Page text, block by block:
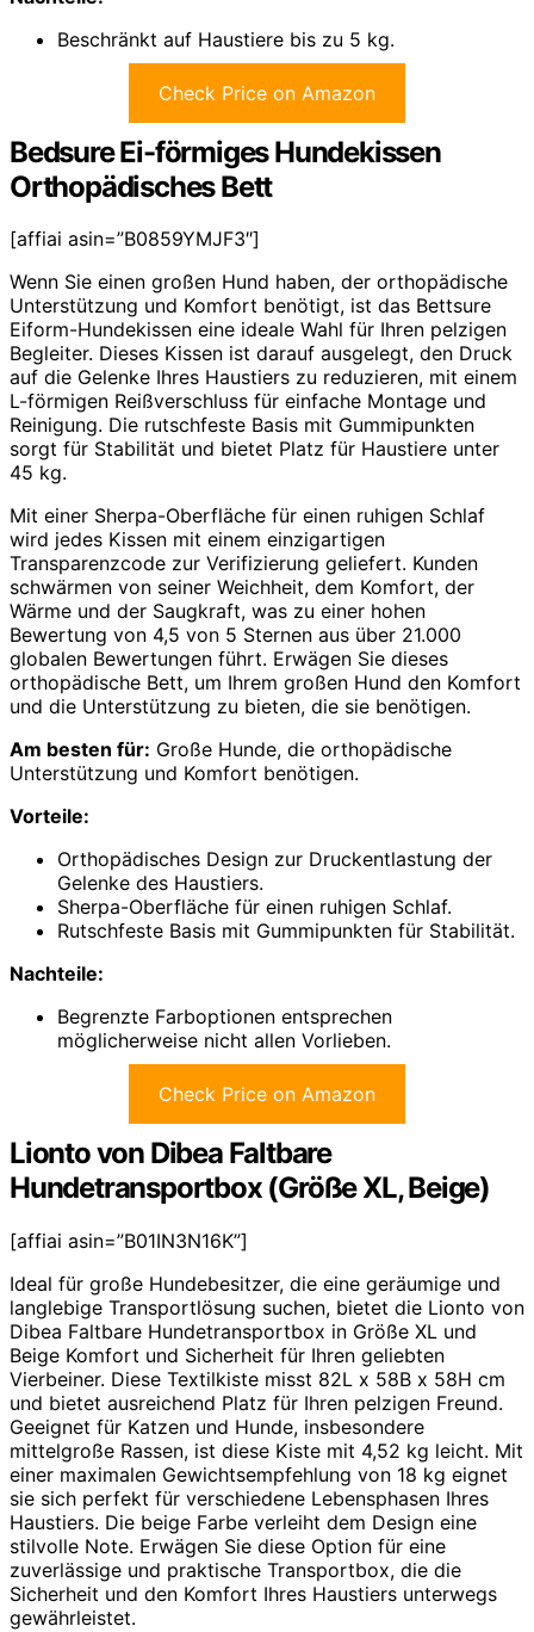
Beschränkt auf Haustiere bis zu 5 kg.
Check Price on Amazon
Bedsure Ei-förmiges Hundekissen
Orthopädisches Bett
[affiai asin=”B0859YMJF3″]
Wenn Sie einen großen Hund haben, der orthopädische
Unterstützung und Komfort benötigt, ist das Bettsure
Eiform-Hundekissen eine ideale Wahl für Ihren pelzigen
Begleiter. Dieses Kissen ist darauf ausgelegt, den Druck
auf die Gelenke Ihres Haustiers zu reduzieren, mit einem
L-förmigen Reißverschluss für einfache Montage und
Reinigung. Die rutschfeste Basis mit Gummipunkten
sorgt für Stabilität und bietet Platz für Haustiere unter
45 kg.
Mit einer Sherpa-Oberfläche für einen ruhigen Schlaf
wird jedes Kissen mit einem einzigartigen
Transparenzcode zur Verifizierung geliefert. Kunden
schwärmen von seiner Weichheit, dem Komfort, der
Wärme und der Saugkraft, was zu einer hohen
Bewertung von 4,5 von 5 Sternen aus über 21.000
globalen Bewertungen führt. Erwägen Sie dieses
orthopädische Bett, um Ihrem großen Hund den Komfort
und die Unterstützung zu bieten, die sie benötigen.
Am besten für: Große Hunde, die orthopädische
Unterstützung und Komfort benötigen.
Vorteile:
Orthopädisches Design zur Druckentlastung der
Gelenke des Haustiers.
Sherpa-Oberfläche für einen ruhigen Schlaf.
Rutschfeste Basis mit Gummipunkten für Stabilität.
Nachteile:
Begrenzte Farboptionen entsprechen
möglicherweise nicht allen Vorlieben.
Check Price on Amazon
Lionto von Dibea Faltbare
Hundetransportbox (Größe XL, Beige)
[affiai asin=”B01IN3N16K”]
Ideal für große Hundebesitzer, die eine geräumige und
langlebige Transportlösung suchen, bietet die Lionto von
Dibea Faltbare Hundetransportbox in Größe XL und
Beige Komfort und Sicherheit für Ihren geliebten
Vierbeiner. Diese Textilkiste misst 82L x 58B x 58H cm
und bietet ausreichend Platz für Ihren pelzigen Freund.
Geeignet für Katzen und Hunde, insbesondere
mittelgroße Rassen, ist diese Kiste mit 4,52 kg leicht. Mit
einer maximalen Gewichtsempfehlung von 18 kg eignet
sie sich perfekt für verschiedene Lebensphasen Ihres
Haustiers. Die beige Farbe verleiht dem Design eine
stilvolle Note. Erwägen Sie diese Option für eine
zuverlässige und praktische Transportbox, die die
Sicherheit und den Komfort Ihres Haustiers unterwegs
gewährleistet.